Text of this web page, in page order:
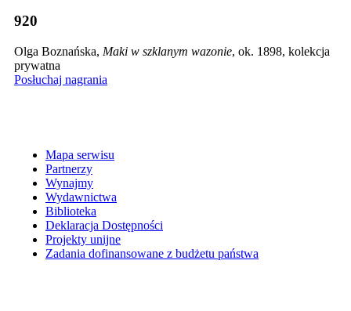
920
Olga Boznańska, Maki w szklanym wazonie, ok. 1898, kolekcja
prywatna
Posłuchaj nagrania
Mapa serwisu
Partnerzy
Wynajmy
Wydawnictwa
Biblioteka
Deklaracja Dostępności
Projekty unijne
Zadania dofinansowane z budżetu państwa